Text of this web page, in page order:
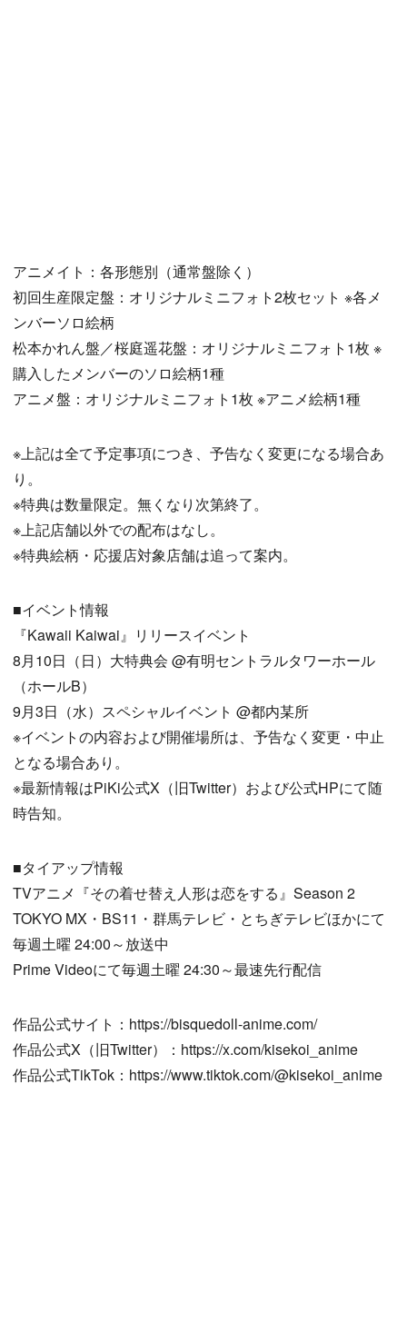
アニメイト：各形態別（通常盤除く）
初回生産限定盤：オリジナルミニフォト2枚セット ※各メ
ンバーソロ絵柄
松本かれん盤／桜庭遥花盤：オリジナルミニフォト1枚 ※
購入したメンバーのソロ絵柄1種
アニメ盤：オリジナルミニフォト1枚 ※アニメ絵柄1種
※上記は全て予定事項につき、予告なく変更になる場合あ
り。
※特典は数量限定。無くなり次第終了。
※上記店舗以外での配布はなし。
※特典絵柄・応援店対象店舗は追って案内。
■イベント情報
『Kawaii Kaiwai』リリースイベント
8月10日（日）大特典会 @有明セントラルタワーホール
（ホールB）
9月3日（水）スペシャルイベント @都内某所
※イベントの内容および開催場所は、予告なく変更・中止
となる場合あり。
※最新情報はPiKi公式X（旧Twitter）および公式HPにて随
時告知。
■タイアップ情報
TVアニメ『その着せ替え人形は恋をする』Season 2
TOKYO MX・BS11・群馬テレビ・とちぎテレビほかにて
毎週土曜 24:00～放送中
Prime Videoにて毎週土曜 24:30～最速先行配信
作品公式サイト：https://bisquedoll-anime.com/
作品公式X（旧Twitter）：https://x.com/kisekoi_anime
作品公式TikTok：https://www.tiktok.com/@kisekoi_anime